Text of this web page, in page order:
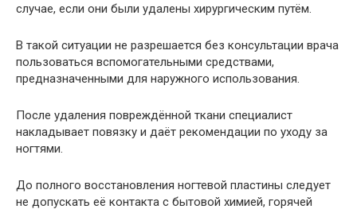
случае, если они были удалены хирургическим путём.
В такой ситуации не разрешается без консультации врача
пользоваться вспомогательными средствами,
предназначенными для наружного использования.
После удаления повреждённой ткани специалист
накладывает повязку и даёт рекомендации по уходу за
ногтями.
До полного восстановления ногтевой пластины следует
не допускать её контакта с бытовой химией, горячей